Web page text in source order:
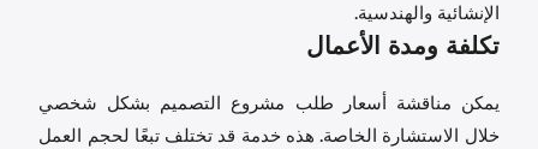
الإنشائية والهندسية.
تكلفة ومدة الأعمال
يمكن مناقشة أسعار طلب مشروع التصميم بشكل شخصي
خلال الاستشارة الخاصة. هذه خدمة قد تختلف تبعًا لحجم العمل